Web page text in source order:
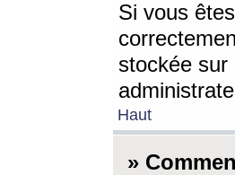
Si vous
stockée sur
Haut
»